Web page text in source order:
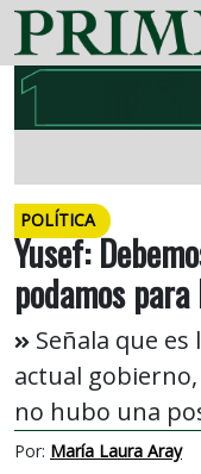
POLÍTICA
Yusef:
podamos
Señala que
actual
no hubo una
Por: María Laura Aray